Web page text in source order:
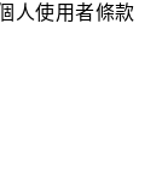
人使用者條款